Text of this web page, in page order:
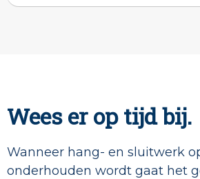
Wees er op tijd bij.
Wanneer hang- en sluitwerk
onderhouden wordt gaat het